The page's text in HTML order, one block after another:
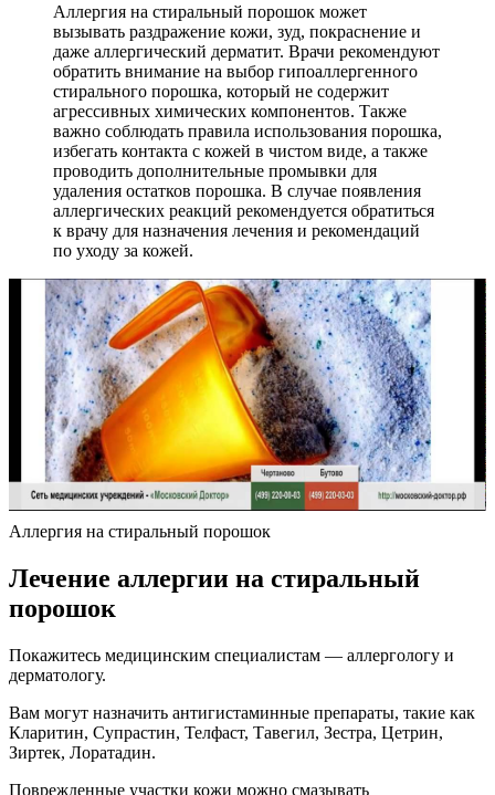
Аллергия на стиральный порошок может
вызывать раздражение кожи, зуд, покраснение и
даже аллергический дерматит. Врачи рекомендуют
обратить внимание на выбор гипоаллергенного
стирального порошка, который не содержит
агрессивных химических компонентов. Также
важно соблюдать правила использования порошка,
избегать контакта с кожей в чистом виде, а также
проводить дополнительные промывки для
удаления остатков порошка. В случае появления
аллергических реакций рекомендуется обратиться
к врачу для назначения лечения и рекомендаций
по уходу за кожей.
Аллергия на стиральный порошок
Лечение аллергии на стиральный
порошок
Покажитесь медицинским специалистам — аллергологу и
дерматологу.
Вам могут назначить антигистаминные препараты, такие как
Кларитин, Супрастин, Телфаст, Тавегил, Зестра, Цетрин,
Зиртек, Лоратадин.
Поврежденные участки кожи можно смазывать